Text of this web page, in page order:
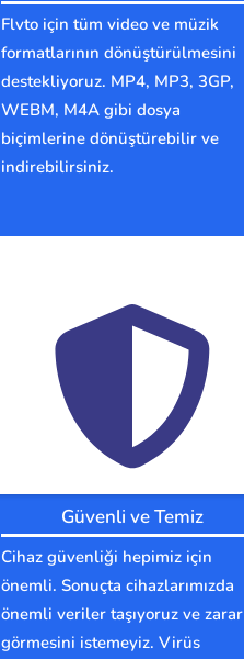
Flvto için tüm video ve müzik
formatlarının dönüştürülmesini
destekliyoruz. MP4, MP3, 3GP,
WEBM, M4A gibi dosya
biçimlerine dönüştürebilir ve
indirebilirsiniz.
Güvenli ve Temiz
Cihaz güvenliği hepimiz için
önemli. Sonuçta cihazlarımızda
önemli veriler taşıyoruz ve zarar
görmesini istemeyiz. Virüs